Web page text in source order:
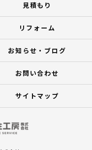
見積もり
リフォーム
お知らせ・ブログ
お問い合わせ
サイトマップ